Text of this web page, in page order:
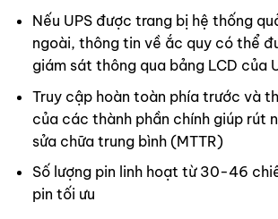
Nếu UPS được trang bị hệ thống
ngoài, thông tin về ắc quy có thể
giám sát thông qua bảng LCD của
Truy cập hoàn toàn phía trước và
của các thành phần chính giúp rút
sửa chữa trung bình (MTTR)
Số lượng pin linh hoạt từ 30-46
pin tối ưu